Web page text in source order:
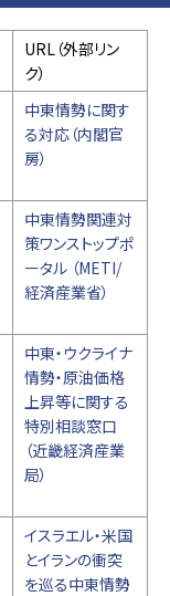
URL（外部リン
ク）
中東情勢に関す
る対応（内閣官
房）
中東情勢関連対
策ワンストップポ
ータル （METI/
経済産業省）
中東・ウクライナ
情勢・原油価格
上昇等に関する
特別相談窓口
（近畿経済産業
局）
イスラエル・米国
とイランの衝突
を巡る中東情勢